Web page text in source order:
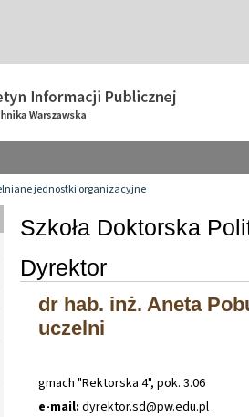
jednostki organizacyjne
Szkoła Doktorska
Dyrektor
dr hab. inż. Aneta
uczelni
gmach "Rektorska 4", pok. 3.06
e-mail: dyrektor.sd@pw.edu.pl